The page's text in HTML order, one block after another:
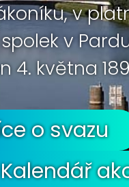
v
v
4. května
o svazu
Kalendář